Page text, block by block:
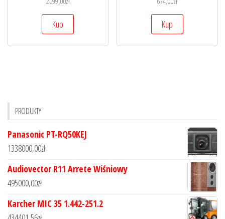
Kup Kup
PRODUKTY
Panasonic PT-RQ50KEJ
1338000,00zł
Audiovector R11 Arrete Wiśniowy
495000,00zł
Karcher MIC 35 1.442-251.2